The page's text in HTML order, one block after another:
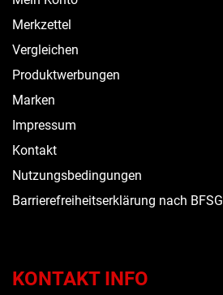
Merkzettel
Vergleichen
Produktwerbungen
Marken
Impressum
Kontakt
Nutzungsbedingungen
Barrierefreiheitserklärung nach BFSG
KONTAKT INFO